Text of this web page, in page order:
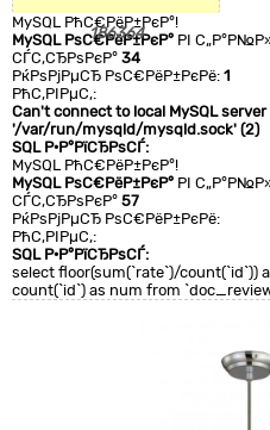
186364
MySQL РћС€РёР±РєР°!
MySQL РѕС€РёР±РєР° РІ
СЃС‚СЂРѕРєР° 34
РќРѕРјРµСЂ РѕС€РёР±РєРё: 1
РћС‚РІРµС‚:
Can't connect to local MySQL
'/var/run/mysqld/mysqld.sock' (2)
SQL Р·Р°РїСЂРѕСЃ:
MySQL РћС€РёР±РєР°!
MySQL РѕС€РёР±РєР° РІ
СЃС‚СЂРѕРєР° 57
РќРѕРјРµСЂ РѕС€РёР±РєРё:
РћС‚РІРµС‚:
SQL Р·Р°РїСЂРѕСЃ:
select floor(sum(`rate`)/count(`id`))
count(`id`) as num from